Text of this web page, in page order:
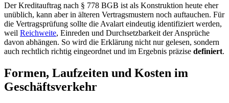
Der Kreditauftrag nach § 778 BGB ist als Konstruktion heute eher
unüblich, kann aber in älteren Vertragsmustern noch auftauchen. Für
die Vertragsprüfung sollte die Avalart eindeutig identifiziert werden,
weil Reichweite, Einreden und Durchsetzbarkeit der Ansprüche
davon abhängen. So wird die Erklärung nicht nur gelesen, sondern
auch rechtlich richtig eingeordnet und im Ergebnis präzise definiert.
Formen, Laufzeiten und Kosten im
Geschäftsverkehr